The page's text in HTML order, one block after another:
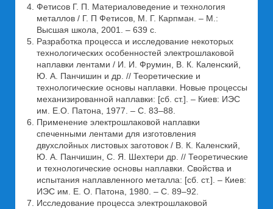
Фетисов Г. П. Материаловедение и технология
металлов / Г. П Фетисов, М. Г. Карпман. – М.:
Высшая школа, 2001. – 639 с.
Разработка процесса и исследование некоторых
технологических особенностей электрошлаковой
наплавки лентами / И. И. Фрумин, В. К. Каленский,
Ю. А. Панчишин и др. // Теоретические и
технологические основы наплавки. Новые процессы
механизированной наплавки: [сб. ст.]. – Киев: ИЭС
им. Е.О. Патона, 1977. – С. 83–88.
Применение электрошлаковой наплавки
спеченными лентами для изготовления
двухслойных листовых заготовок / В. К. Каленский,
Ю. А. Панчишин, С. Я. Шехтери др. // Теоретические
и технологические основы наплавки. Свойства и
испытания наплавленного металла: [сб. ст.]. – Киев:
ИЭС им. Е. О. Патона, 1980. – С. 89–92.
Исследование процесса электрошлаковой